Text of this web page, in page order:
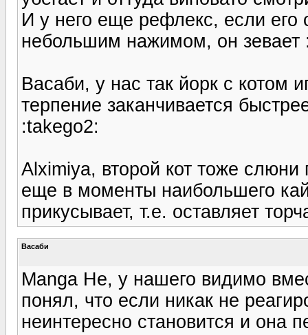
И у него еще рефлекс, если его
небольшим нажимом, он зевает
Васаби, у нас так йорк с котом
терпение заканчивается
:takego2:
Alximiya, второй кот тоже
еще в моменты наибольшего
прикусывает, т.е. оставляет
Васаби
Manga Не, у нашего видимо
понял, что если никак не
неинтересно становится и она